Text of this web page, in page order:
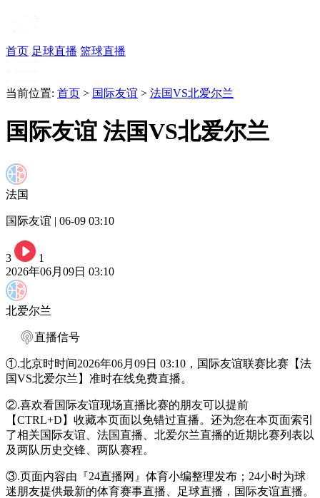
首页 足球直播 篮球直播
当前位置: 首页 > 国际友谊 > 法国VS北爱尔兰
国际友谊 法国VS北爱尔兰
法国
国际友谊 | 06-09 03:10
3
1
2026年06月09日 03:10
北爱尔兰
直播信号
①.北京时时间2026年06月09日 03:10，国际友谊联赛比赛【法
国VS北爱尔兰】准时在线免费直播。
②.喜欢看国际友谊现场直播比赛的朋友可以提前
【CTRL+D】收藏本页面以免错过直播。还为您在本页面索引
了相关国际友谊、法国直播、北爱尔兰直播的近期比赛列表以
及两队历史交锋、两队赛程。
③.页面内容由『24直播网』体育小编整理发布；24小时为球
迷朋友提供最新的体育赛事直播、足球直播，国际友谊直播。